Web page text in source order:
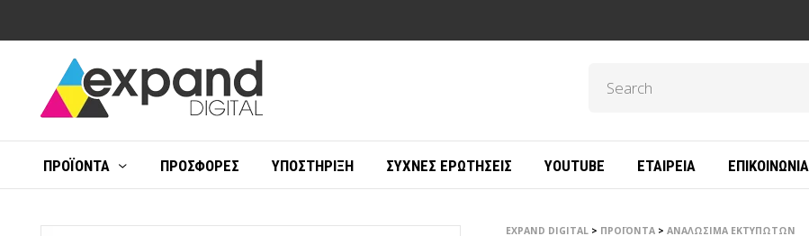
ΠΡΟΪΌΝΤΑ ΠΡΟΣΦΟΡΈΣ ΥΠΟΣΤΉΡΙΞΗ ΣΥΧΝΈΣ ΕΡΩΤΉΣΕΙΣ YOUTUBE ΕΤΑΙΡΕΊΑ ΕΠΙΚΟΙΝΩΝΊΑ
EXPAND DIGITAL> ΠΡΟΪΌΝΤΑ> ΑΝΑΛΏΣΙΜΑ ΕΚΤΥΠΩΤΏΝ